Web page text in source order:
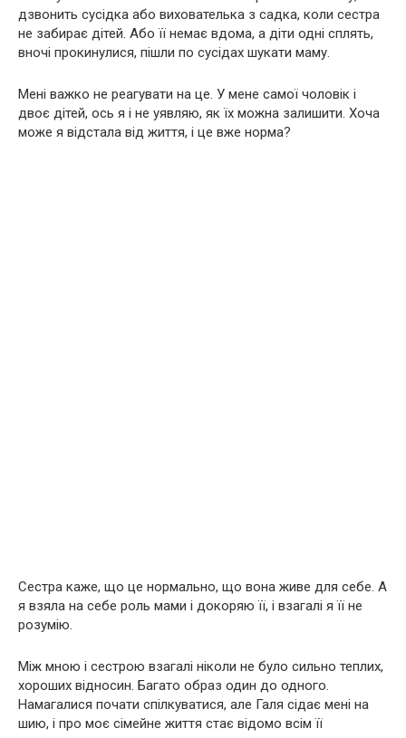
дзвонить сусідка або вихователька з садка, коли сестра
не забирає дітей. Або її немає вдома, а діти одні сплять,
вночі прокинулися, пішли по сусідах шукати маму.
Мені важко не реагувати на це. У мене самої чоловік і
двоє дітей, ось я і не уявляю, як їх можна залишити. Хоча
може я відстала від життя, і це вже норма?
Сестра каже, що це нормально, що вона живе для себе. А
я взяла на себе роль мами і докоряю її, і взагалі я її не
розумію.
Між мною і сестрою взагалі ніколи не було сильно теплих,
хороших відносин. Багато образ один до одного.
Намагалися почати спілкуватися, але Галя сідає мені на
шию, і про моє сімейне життя стає відомо всім її